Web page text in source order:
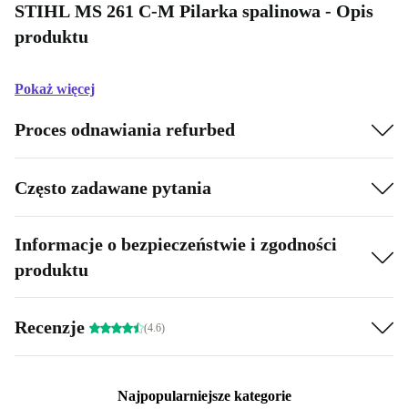
STIHL MS 261 C-M Pilarka spalinowa - Opis
produktu
Pokaż więcej
Proces odnawiania refurbed
Często zadawane pytania
Informacje o bezpieczeństwie i zgodności
produktu
Recenzje (4.6)
Najpopularniejsze kategorie